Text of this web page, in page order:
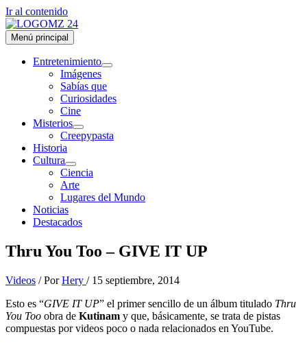
Ir al contenido
Menú principal
Entretenimiento
Imágenes
Sabías que
Curiosidades
Cine
Misterios
Creepypasta
Historia
Cultura
Ciencia
Arte
Lugares del Mundo
Noticias
Destacados
Thru You Too – GIVE IT UP
Videos / PorHery / 15 septiembre, 2014
Esto es “GIVE IT UP” el primer sencillo de un álbum titulado Thru
You Too obra de Kutinam y que, básicamente, se trata de pistas
compuestas por videos poco o nada relacionados en YouTube.